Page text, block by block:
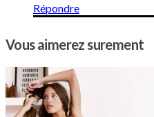
Répondre
Vous aimerez surement